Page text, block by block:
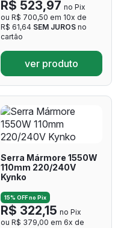
R$ 523,97 no Pix
ou R$ 700,50 em 10x de
R$ 61,64 SEM JUROS no
cartão
ver produto
Serra Mármore 1550W
110mm 220/240V
Kynko
15% OFF no Pix
R$ 322,15 no Pix
ou R$ 379,00 em 6x de